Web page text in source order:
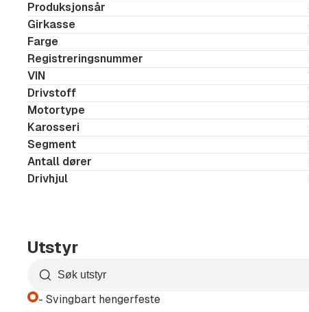
- Virtual Cockpit
- Columbus navigasjonssystem
- Ryggekamera
- Parkeringsassistent
- Adaptiv cruisekontroll
- Keyless
- Smart Link
- DAB+
- Akustikkglass og mørke ruter bak
- Skillenett
- 230V kontakt
- Ambientebelysning
Produksjonsår
Girkasse
Farge
Registreringsnummer
VIN
Drivstoff
Motortype
Karosseri
Segment
Antall dører
Drivhjul
Utstyr
Søk
etter
- Svingbart hengerfeste